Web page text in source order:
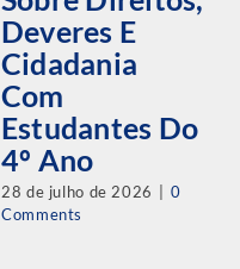
Deveres E
Cidadania
Com
Estudantes Do
4º Ano
28 de julho de 2026 | 0
Comments